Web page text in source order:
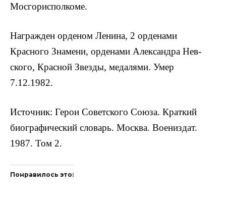
Мосгорисполкоме.
Награжден орденом Ленина, 2 орденами
Красного Знамени, орденами Александра Нев­
ского, Красной Звезды, медалями. Умер
7.12.1982.
Источник: Герои Советского Союза. Краткий
биографический словарь. Москва. Воениздат.
1987. Том 2.
Понравилось это: